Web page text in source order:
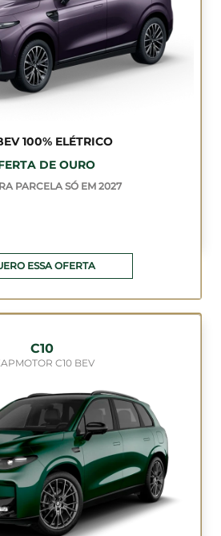
100% ELÉTRICO
DE OURO
PARCELA SÓ EM 2027
ESSA OFERTA
C10
C10 BEV